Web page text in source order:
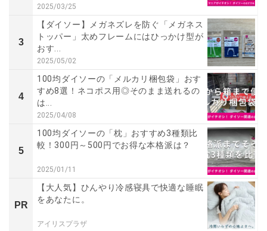
2025/03/25
3
【ダイソー】メガネズレを防ぐ「メガネス
トッパー」太めフレームにはひっかけ型が
おす...
2025/05/02
4
100均ダイソーの「メルカリ梱包袋」おす
すめ8選！ネコポス用◎そのまま送れるの
は...
2025/04/08
5
100均ダイソーの「枕」おすすめ3種類比
較！300円～500円でお得な本格派は？
2025/01/11
PR
【大人気】ひんやり冷感寝具で快適な睡眠
をあなたに。
アイリスプラザ